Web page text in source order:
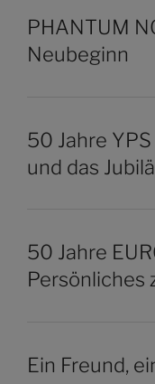
PHANTUM
Neubeginn
50 Jahre
und das
50 Jahre
Persönliches
Ein Freund,